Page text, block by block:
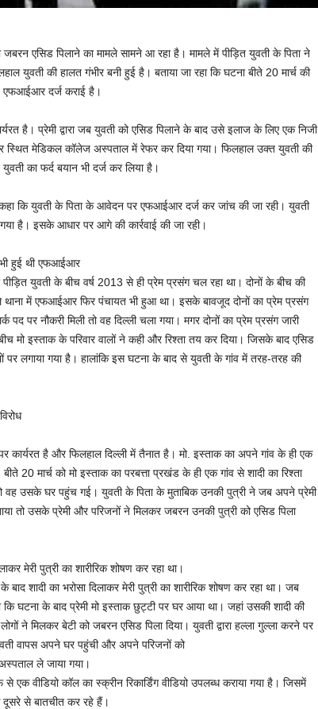
एसिड पिलाने का मामले सामने आ रहा है। मामले में पीड़ित युवती के पिता ने
युवती की हालत गंभीर बनी हुई है। बताया जा रहा कि घटना बीते 20 मार्च की
एफआईआर दर्ज कराई है।
है। प्रेमी द्वारा जब युवती को एसिड पिलाने के बाद उसे इलाज के लिए एक निजी
स्थित मेडिकल कॉलेज अस्पताल में रेफर कर दिया गया। फिलहाल उक्त युवती की
का फर्द बयान भी दर्ज कर लिया है।
कहा कि युवती के पिता के आवेदन पर एफआईआर दर्ज कर जांच की जा रही। युवती
है। इसके आधार पर आगे की कार्रवाई की जा रही।
हुई थी एफआईआर
युवती के बीच वर्ष 2013 से ही प्रेम प्रसंग चल रहा था। दोनों के बीच की
थाना में एफआईआर फिर पंचायत भी हुआ था। इसके बावजूद दोनों का प्रेम प्रसंग
पद पर नौकरी मिली तो वह दिल्ली चला गया। मगर दोनों का प्रेम प्रसंग जारी
मो इस्ताक के परिवार वालों ने कही और रिश्ता तय कर दिया। जिसके बाद एसिड
लगाया गया है। हालांकि इस घटना के बाद से युवती के गांव में तरह-तरह की
कार्यरत है और फिलहाल दिल्ली में तैनात है। मो. इस्ताक का अपने गांव के ही एक
20 मार्च को मो इस्ताक का परबत्ता प्रखंड के ही एक गांव से शादी का रिश्ता
वह उसके घर पहुंच गई। युवती के पिता के मुताबिक उनकी पुत्री ने जब अपने प्रेमी
तो उसके प्रेमी और परिजनों ने मिलकर जबरन उनकी पुत्री को एसिड पिला
मेरी पुत्री का शारीरिक शोषण कर रहा था।
शादी का भरोसा दिलाकर मेरी पुत्री का शारीरिक शोषण कर रहा था। जब
कि घटना के बाद प्रेमी मो इस्ताक छुट्टी पर घर आया था। जहां उसकी शादी की
ने मिलकर बेटी को जबरन एसिड पिला दिया। युवती द्वारा हल्ला गुल्ला करने पर
वापस अपने घर पहुंची और अपने परिजनों को
ले जाया गया।
वीडियो कॉल का स्क्रीन रिकार्डिंग वीडियो उपलब्ध कराया गया है। जिसमें
दूसरे से बातचीत कर रहे हैं।